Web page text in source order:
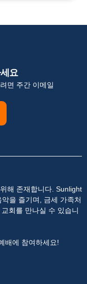
요
면 주간 이메일
해 존재합니다. Sunlight
을 즐기며, 금세 가족처
회를 만나실 수 있습니
배에 참여하세요!